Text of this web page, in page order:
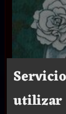
utilizar